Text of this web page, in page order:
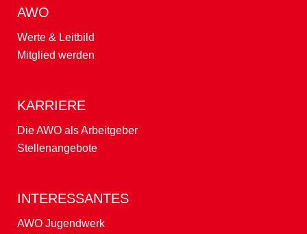
INTERESSANTES
AWO Jugendwerk
AWO
Werte & Leitbild
Mitglied werden
KARRIERE
Die AWO als Arbeitgeber
Stellenangebote